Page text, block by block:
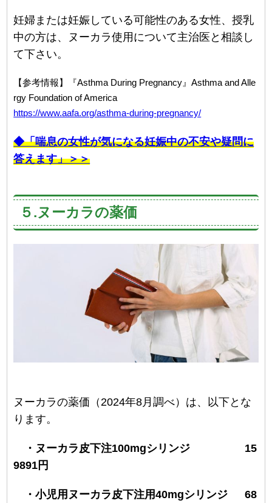
妊婦または妊娠している可能性のある女性、授乳
中の方は、ヌーカラ使用について主治医と相談し
て下さい。
【参考情報】『Asthma During Pregnancy』Asthma and Alle
rgy Foundation of America
https://www.aafa.org/asthma-during-pregnancy/
◆「喘息の女性が気になる妊娠中の不安や疑問に
答えます」＞＞
５.ヌーカラの薬価
ヌーカラの薬価（2024年8月調べ）は、以下とな
ります。
・ヌーカラ皮下注100mgシリンジ 15
9891円
・小児用ヌーカラ皮下注用40mgシリンジ 68